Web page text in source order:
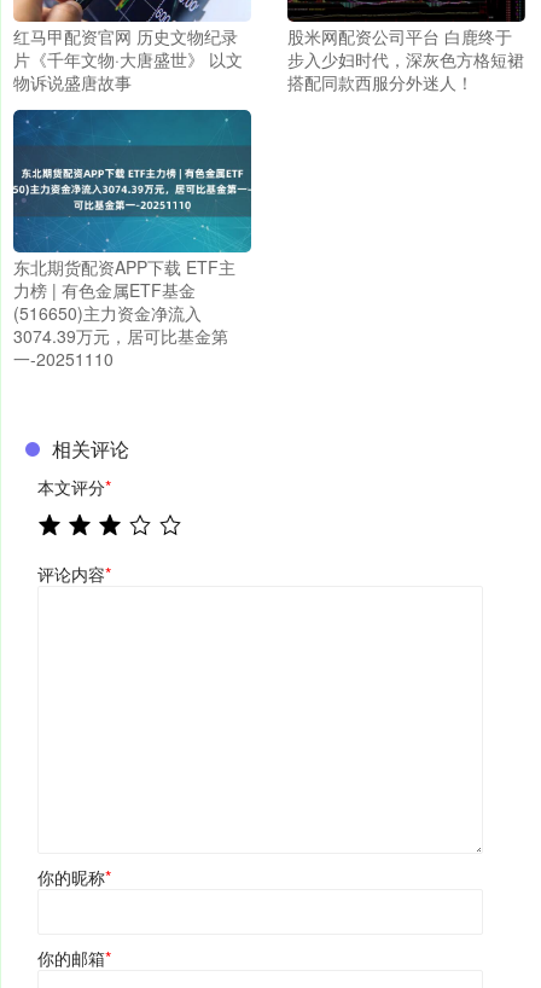
红马甲配资官网 历史文物纪录
片《千年文物·大唐盛世》 以文
物诉说盛唐故事
股米网配资公司平台 白鹿终于
步入少妇时代，深灰色方格短裙
搭配同款西服分外迷人！
东北期货配资APP下载 ETF主
力榜 | 有色金属ETF基金
(516650)主力资金净流入
3074.39万元，居可比基金第
一-20251110
相关评论
本文评分*
评论内容*
你的昵称*
你的邮箱*